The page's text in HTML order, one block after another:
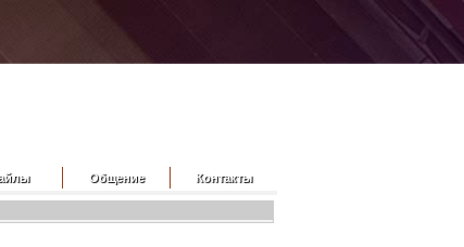
Общение Контакты